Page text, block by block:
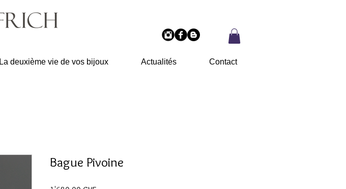
La deuxième vie de vos bijoux Actualités Contact
Bague Pivoine